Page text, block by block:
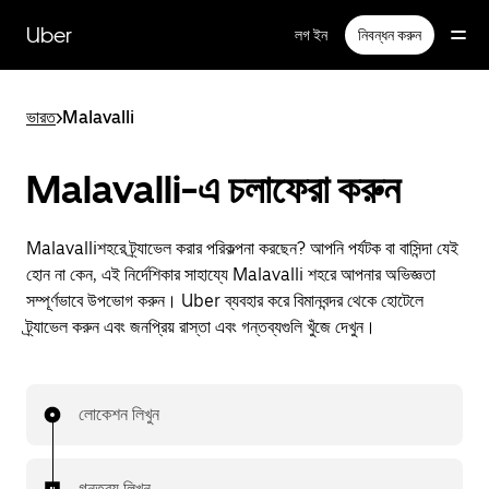
প্রধান
বিষয়সূচিতে
Uber লগ ইন নিবন্ধন করুন
ভারত>Malavalli
Malavalli-এ চলাফেরা করুন
Malavalliশহরে ট্র্যাভেল করার পরিকল্পনা করছেন? আপনি পর্যটক বা বাসিন্দা যেই
হোন না কেন, এই নির্দেশিকার সাহায্যে Malavalli শহরে আপনার অভিজ্ঞতা
সম্পূর্ণভাবে উপভোগ করুন। Uber ব্যবহার করে বিমানবন্দর থেকে হোটেলে
ট্র্যাভেল করুন এবং জনপ্রিয় রাস্তা এবং গন্তব্যগুলি খুঁজে দেখুন।
লোকেশন লিখুন